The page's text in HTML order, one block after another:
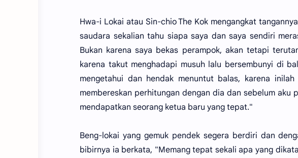
Hwa-i Lokai atau Sin-chio The Kok mengangkat
saudara sekalian tahu siapa saya dan saya sendiri
Bukan karena saya bekas perampok, akan tetapi
karena takut menghadapi musuh lalu bersembunyi di
mengetahui dan hendak menuntut balas, karena
membereskan perhitungan dengan dia dan sebelum aku
mendapatkan seorang ketua baru yang tepat."
Beng-lokai yang gemuk pendek segera berdiri dan
bibirnya ia berkata, "Memang tepat sekali apa yang